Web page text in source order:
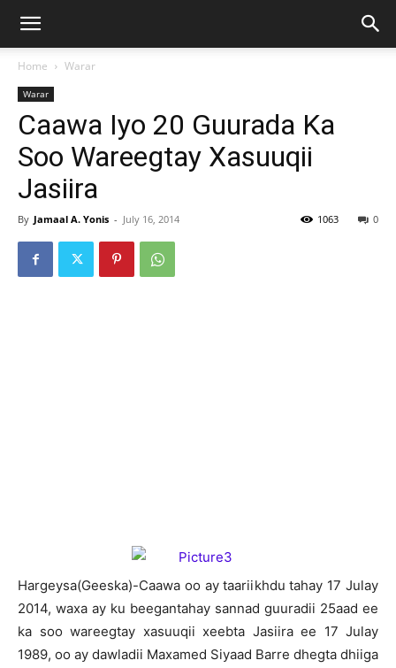
Home Warar
Warar
Caawa Iyo 20 Guurada Ka
Soo Wareegtay Xasuuqii
Jasiira
By Jamaal A. Yonis - July 16, 2014 0
1063
Hargeysa(Geeska)-Caawa oo ay taariikhdu tahay 17 Julay
2014, waxa ay ku beegantahay sannad guuradii 25aad ee
ka soo wareegtay xasuuqii xeebta Jasiira ee 17 Julay
1989, oo ay dawladii Maxamed Siyaad Barre dhegta dhiiga